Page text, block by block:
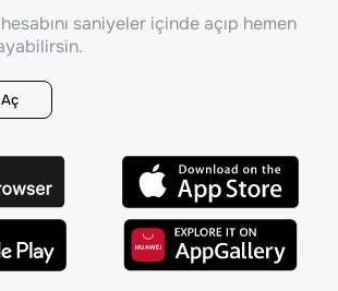
saniyeler içinde açıp hemen